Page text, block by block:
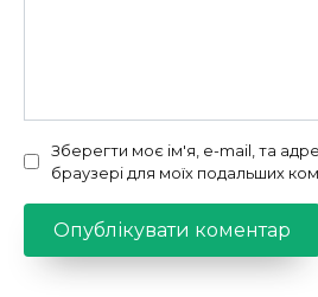
Зберегти моє ім'я, e-mail, та
браузері для моїх подальших